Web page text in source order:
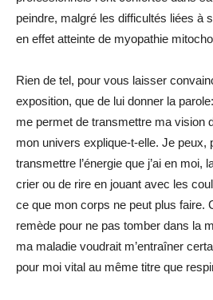
peindre, malgré les difficultés liées à
en effet atteinte de myopathie
Rien de tel, pour vous laisser
exposition, que de lui donner la
me permet de transmettre ma vision
mon univers explique-t-elle. Je peux,
transmettre l’énergie que j’ai en moi,
crier ou de rire en jouant avec les
ce que mon corps ne peut plus faire.
remède pour ne pas tomber dans la
ma maladie voudrait m’entraîner
pour moi vital au même titre que